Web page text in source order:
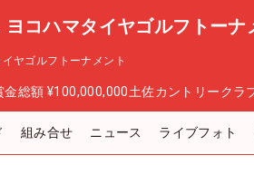
コハマタイヤゴルフトーナ
ヤゴルフトーナメント
金総額 ¥100,000,000土佐カントリークラ
組み合せ ニュース ライブフォト